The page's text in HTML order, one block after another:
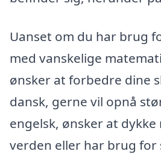
Uanset om du har brug
med vanskelige
ønsker at forbedre dine
dansk, gerne vil opnå
engelsk, ønsker at
verden eller har brug